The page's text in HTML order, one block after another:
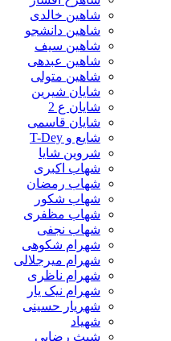
شاهین خالدی
شاهین دانشجو
شاهین سیف
شاهین عبدهی
شاهین متولی
شایان شیرین
شایان ع 2
شایان قاسمی
شایع و T-Dey
شروین شایا
شهاب اکبری
شهاب رمضان
شهاب شکور
شهاب مظفری
شهاب نجفی
شهرام شکوهی
شهرام میرجلالی
شهرام ناظری
شهرام نیک یار
شهریار حسینی
شهیاد
شیث رضایی